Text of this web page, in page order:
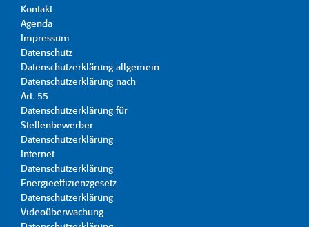
Kontakt
Agenda
Impressum
Datenschutz
Datenschutzerklärung allgemein
Datenschutzerklärung nach
Art. 55
Datenschutzerklärung für
Stellenbewerber
Datenschutzerklärung
Internet
Datenschutzerklärung
Energieeffizienzgesetz
Datenschutzerklärung
Videoüberwachung